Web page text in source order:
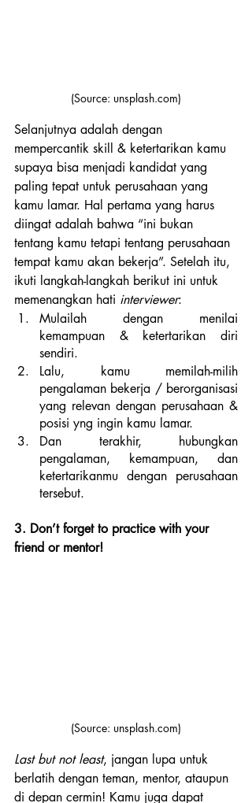
(Source: unsplash.com)
Selanjutnya adalah dengan
mempercantik skill & ketertarikan kamu
supaya bisa menjadi kandidat yang
paling tepat untuk perusahaan yang
kamu lamar. Hal pertama yang harus
diingat adalah bahwa “ini bukan
tentang kamu tetapi tentang perusahaan
tempat kamu akan bekerja”. Setelah itu,
ikuti langkah-langkah berikut ini untuk
memenangkan hati interviewer:
Mulailah dengan menilai
kemampuan & ketertarikan diri
sendiri.
Lalu, kamu memilah-milih
pengalaman bekerja / berorganisasi
yang relevan dengan perusahaan &
posisi yng ingin kamu lamar.
Dan terakhir, hubungkan
pengalaman, kemampuan, dan
ketertarikanmu dengan perusahaan
tersebut.
3. Don’t forget to practice with your
friend or mentor!
(Source: unsplash.com)
Last but not least, jangan lupa untuk
berlatih dengan teman, mentor, ataupun
di depan cermin! Kamu juga dapat